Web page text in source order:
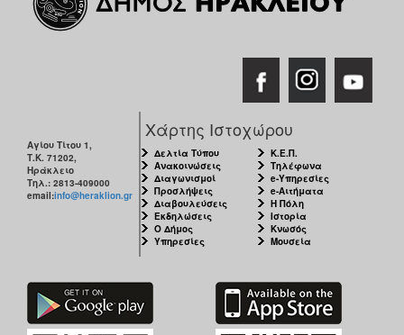
Αγίου Τίτου 1,
Τ.Κ. 71202,
Ηράκλειο
Τηλ.: 2813-409000
email:info@heraklion.gr
Χάρτης Ιστοχώρου
Δελτία Τύπου
Ανακοινώσεις
Διαγωνισμοί
Προσλήψεις
Διαβουλεύσεις
Εκδηλώσεις
Ο Δήμος
Υπηρεσίες
Κ.Ε.Π.
Τηλέφωνα
e-Υπηρεσίες
e-Αιτήματα
Η Πόλη
Ιστορία
Κνωσός
Μουσεία